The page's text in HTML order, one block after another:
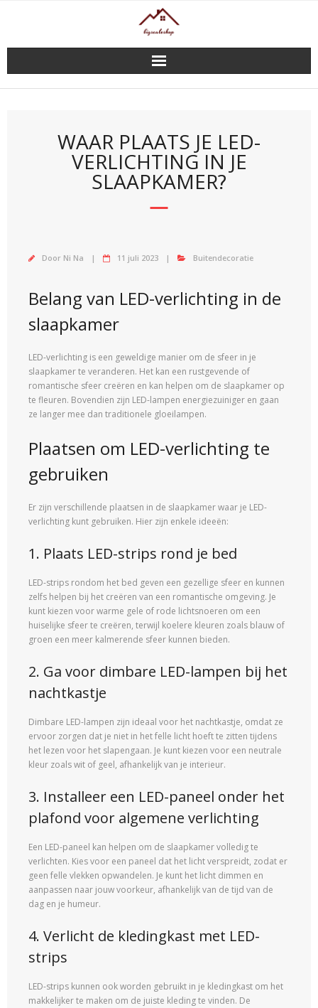
WAAR PLAATS JE LED-
VERLICHTING IN JE
SLAAPKAMER?
Door Ni Na 11 juli 2023 Buitendecoratie
Belang van LED-verlichting in de
slaapkamer
LED-verlichting is een geweldige manier om de sfeer in je
slaapkamer te veranderen. Het kan een rustgevende of
romantische sfeer creëren en kan helpen om de slaapkamer op
te fleuren. Bovendien zijn LED-lampen energiezuiniger en gaan
ze langer mee dan traditionele gloeilampen.
Plaatsen om LED-verlichting te
gebruiken
Er zijn verschillende plaatsen in de slaapkamer waar je LED-
verlichting kunt gebruiken. Hier zijn enkele ideeën:
1. Plaats LED-strips rond je bed
LED-strips rondom het bed geven een gezellige sfeer en kunnen
zelfs helpen bij het creëren van een romantische omgeving. Je
kunt kiezen voor warme gele of rode lichtsnoeren om een
huiselijke sfeer te creëren, terwijl koelere kleuren zoals blauw of
groen een meer kalmerende sfeer kunnen bieden.
2. Ga voor dimbare LED-lampen bij het
nachtkastje
Dimbare LED-lampen zijn ideaal voor het nachtkastje, omdat ze
ervoor zorgen dat je niet in het felle licht hoeft te zitten tijdens
het lezen voor het slapengaan. Je kunt kiezen voor een neutrale
kleur zoals wit of geel, afhankelijk van je interieur.
3. Installeer een LED-paneel onder het
plafond voor algemene verlichting
Een LED-paneel kan helpen om de slaapkamer volledig te
verlichten. Kies voor een paneel dat het licht verspreidt, zodat er
geen felle vlekken opwandelen. Je kunt het licht dimmen en
aanpassen naar jouw voorkeur, afhankelijk van de tijd van de
dag en je humeur.
4. Verlicht de kledingkast met LED-
strips
LED-strips kunnen ook worden gebruikt in je kledingkast om het
makkelijker te maken om de juiste kleding te vinden. De